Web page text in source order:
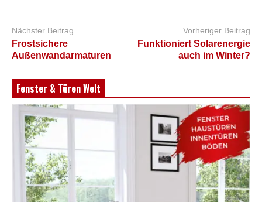
Nächster Beitrag
Frostsichere
Außenwandarmaturen
Vorheriger Beitrag
Funktioniert Solarenergie
auch im Winter?
Fenster & Türen Welt